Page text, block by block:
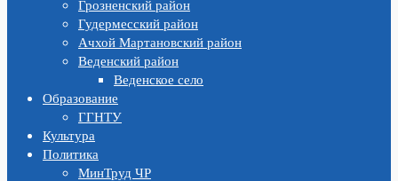
Грозненский район
Гудермесский район
Ачхой Мартановский район
Веденский район
Веденское село
Образование
ГГНТУ
Культура
Политика
МинТруд ЧР